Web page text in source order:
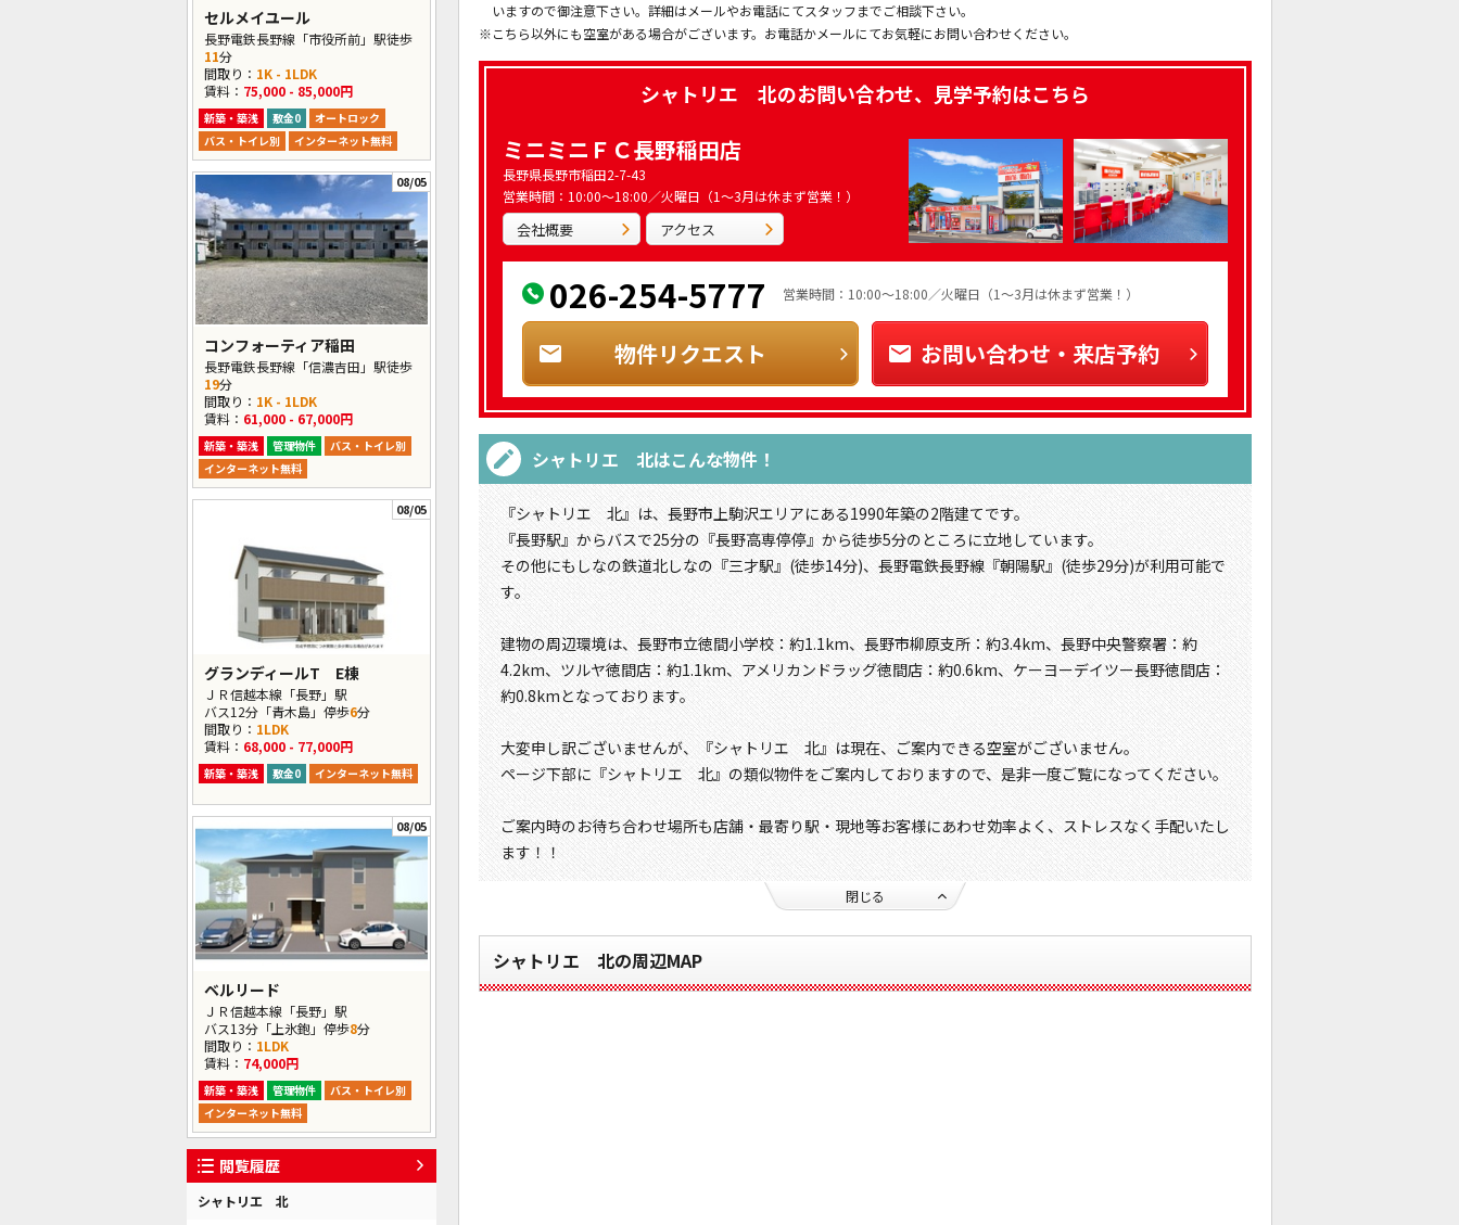
セルメイユール
長野電鉄長野線「市役所前」駅徒歩
11分
間取り： 1K - 1LDK
賃料： 75,000 - 85,000円
新築・築浅 敷金0
オートロック
バス・トイレ別
インターネット無料
08/05
コンフォーティア稲田
長野電鉄長野線「信濃吉田」駅徒歩
19分
間取り： 1K - 1LDK
賃料： 61,000 - 67,000円
新築・築浅 管理物件
バス・トイレ別
インターネット無料
08/05
グランディールT E棟
ＪＲ信越本線「長野」駅
バス12分「青木島」停歩6分
間取り： 1LDK
賃料： 68,000 - 77,000円
新築・築浅 敷金0 インターネット無料
08/05
ベルリード
ＪＲ信越本線「長野」駅
バス13分「上氷鉋」停歩8分
間取り： 1LDK
賃料： 74,000円
新築・築浅 管理物件
バス・トイレ別
インターネット無料
閲覧履歴
シャトリエ 北
いますので御注意下さい。詳細はメールやお電話にてスタッフまでご相談下さい。
※こちら以外にも空室がある場合がございます。お電話かメールにてお気軽にお問い合わせください。
シャトリエ 北のお問い合わせ、見学予約はこちら
ミニミニＦＣ長野稲田店
長野県長野市稲田2-7-43
営業時間：10:00～18:00／火曜日（1～3月は休まず営業！）
会社概要 アクセス
026-254-5777 営業時間：10:00～18:00／火曜日（1～3月は休まず営業！）
物件リクエスト お問い合わせ・来店予約
シャトリエ 北はこんな物件！
『シャトリエ 北』は、長野市上駒沢エリアにある1990年築の2階建てです。
『長野駅』からバスで25分の『長野高専停停』から徒歩5分のところに立地しています。
その他にもしなの鉄道北しなの『三才駅』(徒歩14分)、長野電鉄長野線『朝陽駅』(徒歩29分)が利用可能で
す。
建物の周辺環境は、長野市立徳間小学校：約1.1km、長野市柳原支所：約3.4km、長野中央警察署：約
4.2km、ツルヤ徳間店：約1.1km、アメリカンドラッグ徳間店：約0.6km、ケーヨーデイツー長野徳間店：
約0.8kmとなっております。
大変申し訳ございませんが、『シャトリエ 北』は現在、ご案内できる空室がございません。
ページ下部に『シャトリエ 北』の類似物件をご案内しておりますので、是非一度ご覧になってください。
ご案内時のお待ち合わせ場所も店舗・最寄り駅・現地等お客様にあわせ効率よく、ストレスなく手配いたし
ます！！
閉じる
シャトリエ 北の周辺MAP